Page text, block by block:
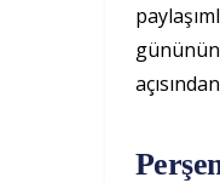
gününün